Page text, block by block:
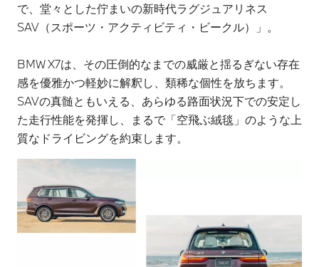
で、堂々とした佇まいの新時代ラグジュアリネス
SAV（スポーツ・アクティビティ・ビークル）」。
BMW X7は、その圧倒的なまでの威厳と揺るぎない存在
感を優雅かつ軽妙に解釈し、類稀な個性を放ちます。
SAVの真髄ともいえる、あらゆる路面状況下での安定し
た走行性能を発揮し、まるで「空飛ぶ絨毯」のような上
質なドライビングを約束します。